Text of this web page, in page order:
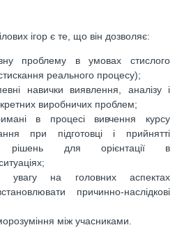
ігор є те, що він дозволяє:
проблему в умовах стислого
реального процесу);
навички виявлення, аналізу і
виробничих проблем;
в процесі вивчення курсу
при підготовці і прийнятті
рішень для орієнтації в
увагу на головних аспектах
причинно-наслідкові
між учасниками.